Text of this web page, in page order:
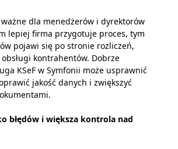
dla menedżerów i dyrektorów
lepiej firma przygotuje proces, tym
pojawi się po stronie rozliczeń,
kontrahentów. Dobrze
KSeF w Symfonii może usprawnić
jakość danych i zwiększyć
błędów i większa kontrola nad